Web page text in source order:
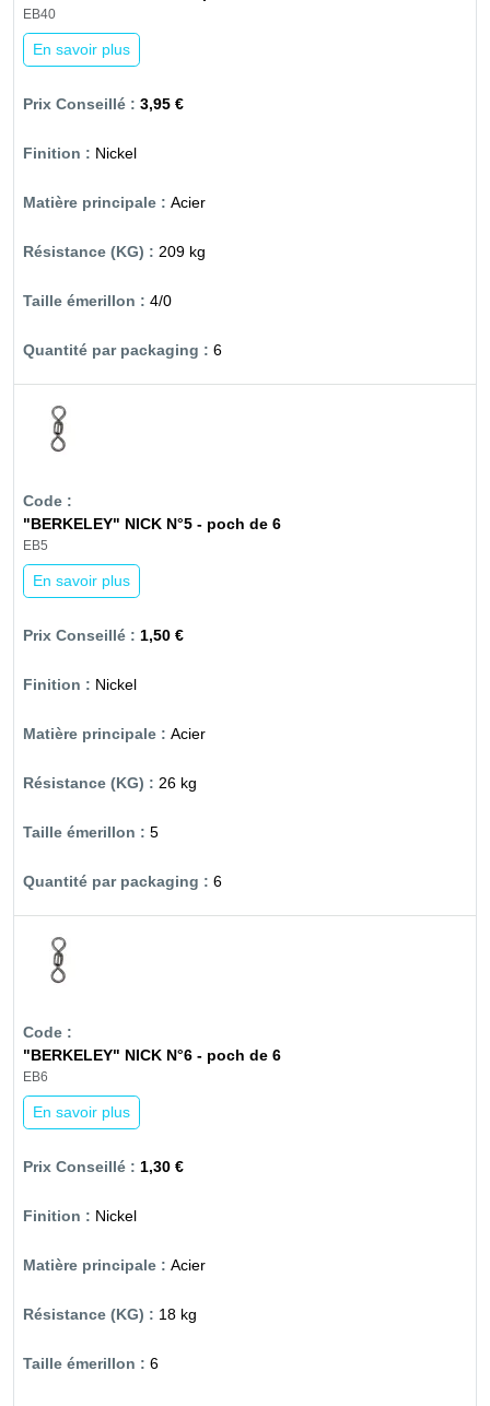
EB40
En savoir plus
3,95 €
Nickel
Acier
209 kg
4/0
6
"BERKELEY" NICK N°5 - poch de 6
EB5
En savoir plus
1,50 €
Nickel
Acier
26 kg
5
6
"BERKELEY" NICK N°6 - poch de 6
EB6
En savoir plus
1,30 €
Nickel
Acier
18 kg
6